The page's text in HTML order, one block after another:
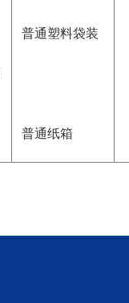
普通塑料袋装
普通纸箱